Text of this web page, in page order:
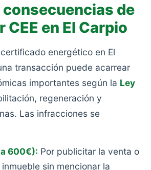
de
CEE en El Carpio
energético en El
transacción puede acarrear
importantes según la Ley
regeneración y
Las infracciones se
600€): Por publicitar la venta o
sin mencionar la